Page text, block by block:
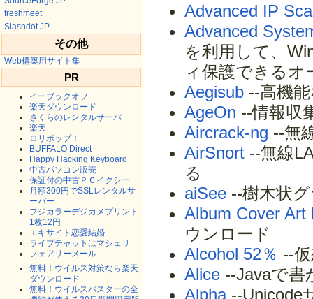
freshmeet
Slashdot JP
その他
Web構築用サイト集
PR
イーブックオフ
楽天ダウンロード
さくらのレンタルサーバ
楽天
ロリポップ！
BUFFALO Direct
Happy Hacking Keyboard
中古パソコン販売
保証付の中古ＰＣイクシー
月額300円でSSLレンタルサ
ーバー
フジカラーデジカメプリント
1枚12円
エキサイト恋愛結婚
ライブチャットはマシェリ
フェアリーメール
無料！ウイルス対策なら楽天
ダウンロード
無料！ウイルスバスターの全
Advanced IP
Advanced
を利用して、
ィ保護できる
Aegisub --高機
AgeOn --情報収
Aircrack-ng --無
AirSnort --無線
る
aiSee --樹木状
Album Cover Art
ウンロード
Alcohol 52％ --
Alice --Javaで書
Alpha--Unicode